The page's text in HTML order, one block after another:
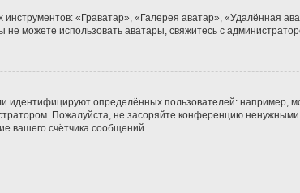
«Граватар», «Галерея аватар», «Удалённая
не можете использовать аватары, свяжитесь с
определённых пользователей: например,
Пожалуйста, не засоряйте конференцию
вашего счётчика сообщений.